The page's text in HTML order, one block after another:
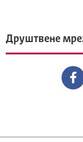
Друштвене